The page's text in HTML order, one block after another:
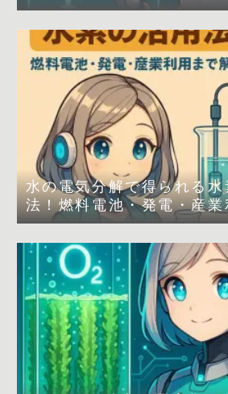
水の電気分解で得られる
法！燃料電池・発電・産
説